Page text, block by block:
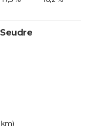
km)